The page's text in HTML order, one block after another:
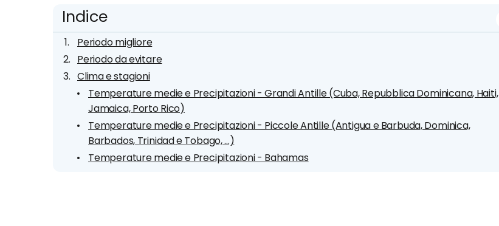
Indice
Periodo migliore
Periodo da evitare
Clima e stagioni
Temperature medie e Precipitazioni - Grandi Antille (Cuba, Repubblica Dominicana, Haiti,
Jamaica, Porto Rico)
Temperature medie e Precipitazioni - Piccole Antille (Antigua e Barbuda, Dominica,
Barbados, Trinidad e Tobago, ...)
Temperature medie e Precipitazioni - Bahamas